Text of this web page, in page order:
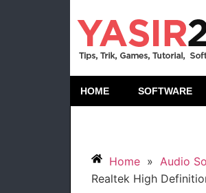
HOME SOFTWARE
Home » Audio
Realtek High